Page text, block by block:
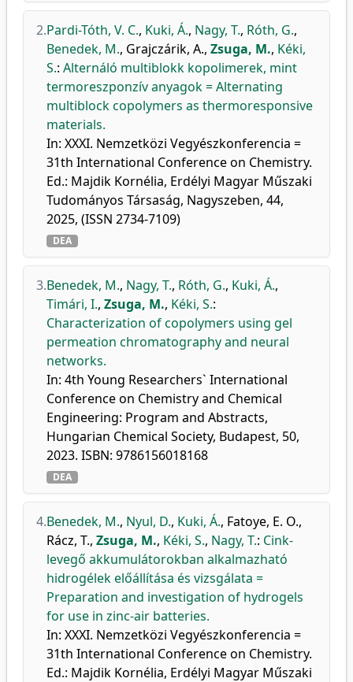
2.Pardi-Tóth, V. C., Kuki, Á., Nagy, T., Róth, G.,
Benedek, M., Grajczárik, A., Zsuga, M., Kéki,
S.: Alternáló multiblokk kopolimerek, mint
termoreszponzív anyagok = Alternating
multiblock copolymers as thermoresponsive
materials.
In: XXXI. Nemzetközi Vegyészkonferencia =
31th International Conference on Chemistry.
Ed.: Majdik Kornélia, Erdélyi Magyar Műszaki
Tudományos Társaság, Nagyszeben, 44,
2025, (ISSN 2734-7109)
DEA
3.Benedek, M., Nagy, T., Róth, G., Kuki, Á.,
Timári, I., Zsuga, M., Kéki, S.:
Characterization of copolymers using gel
permeation chromatography and neural
networks.
In: 4th Young Researchers` International
Conference on Chemistry and Chemical
Engineering: Program and Abstracts,
Hungarian Chemical Society, Budapest, 50,
2023. ISBN: 9786156018168
DEA
4.Benedek, M., Nyul, D., Kuki, Á., Fatoye, E. O.,
Rácz, T., Zsuga, M., Kéki, S., Nagy, T.: Cink-
levegő akkumulátorokban alkalmazható
hidrogélek előállítása és vizsgálata =
Preparation and investigation of hydrogels
for use in zinc-air batteries.
In: XXXI. Nemzetközi Vegyészkonferencia =
31th International Conference on Chemistry.
Ed.: Majdik Kornélia, Erdélyi Magyar Műszaki